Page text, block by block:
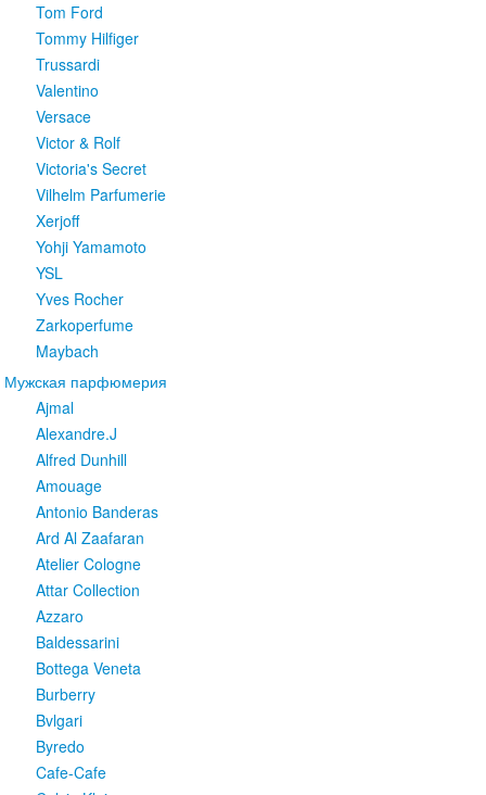
Tom Ford
Tommy Hilfiger
Trussardi
Valentino
Versace
Victor & Rolf
Victoria's Secret
Vilhelm Parfumerie
Xerjoff
Yohji Yamamoto
YSL
Yves Rocher
Zarkoperfume
Maybach
Мужская парфюмерия
Ajmal
Alexandre.J
Alfred Dunhill
Amouage
Antonio Banderas
Ard Al Zaafaran
Atelier Cologne
Attar Collection
Azzaro
Baldessarini
Bottega Veneta
Burberry
Bvlgari
Byredo
Cafe-Cafe